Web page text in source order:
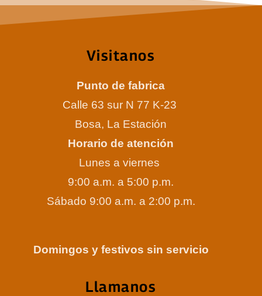
Visitanos
Punto de fabrica
Calle 63 sur N 77 K-23
Bosa, La Estación
Horario de atención
Lunes a viernes
9:00 a.m. a 5:00 p.m.
Sábado 9:00 a.m. a 2:00 p.m.
Domingos y festivos sin servicio
Llamanos